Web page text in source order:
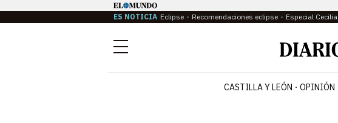
ES NOTICIA Eclipse Recomendaciones eclipse Especial Cecilia
Menú
CASTILLA Y LEÓN OPINIÓN